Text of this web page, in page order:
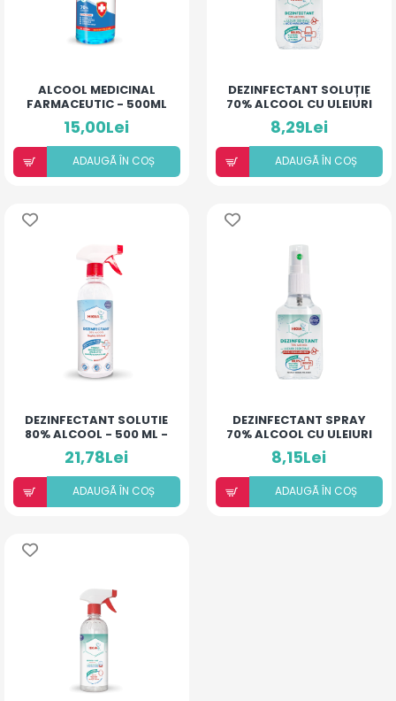
ALCOOL MEDICINAL
FARMACEUTIC - 500ML
15,00Lei
ADAUGÃ ÎN COȘ
DEZINFECTANT SOLUȚIE
70% ALCOOL CU ULEIURI
ESENȚIALE ȘI ACID
HIALURONIC - 50ML
HIGIANCA
8,29Lei
ADAUGÃ ÎN COȘ
DEZINFECTANT SOLUTIE
80% ALCOOL - 500 ML -
HIGIANCA
21,78Lei
ADAUGÃ ÎN COȘ
DEZINFECTANT SPRAY
70% ALCOOL CU ULEIURI
ESENȚIALE ȘI ACID
HIALURONIC
8,15Lei
ADAUGÃ ÎN COȘ